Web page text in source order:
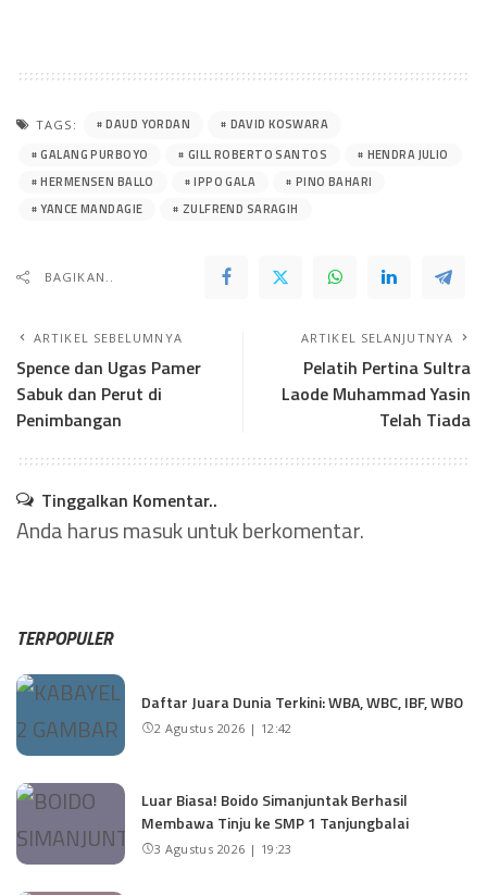
TAGS: DAUD YORDAN
DAVID KOSWARA
GALANG PURBOYO
GILL ROBERTO SANTOS
HENDRA JULIO
HERMENSEN BALLO
IPPO GALA
PINO BAHARI
YANCE MANDAGIE
ZULFREND SARAGIH
BAGIKAN..
ARTIKEL SEBELUMNYA
Spence dan Ugas Pamer
Sabuk dan Perut di
Penimbangan
ARTIKEL SELANJUTNYA
Pelatih Pertina Sultra
Laode Muhammad Yasin
Telah Tiada
Tinggalkan Komentar..
Anda harusmasukuntuk berkomentar.
TERPOPULER
Daftar Juara Dunia Terkini: WBA, WBC, IBF, WBO
2 Agustus 2026 | 12:42
Luar Biasa! Boido Simanjuntak Berhasil
Membawa Tinju ke SMP 1 Tanjungbalai
3 Agustus 2026 | 19:23